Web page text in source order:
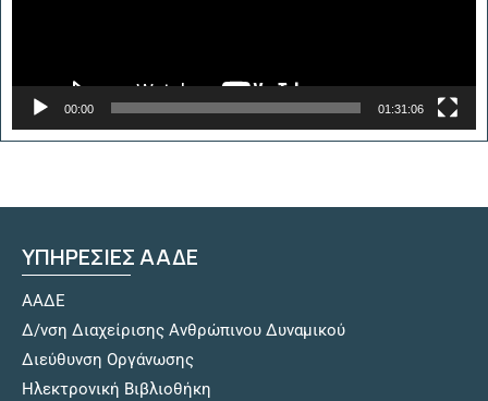
00:00 01:31:06
ΥΠΗΡΕΣΙΕΣ ΑΑΔΕ
ΑΑΔΕ
Δ/νση Διαχείρισης Ανθρώπινου Δυναμικού
Διεύθυνση Οργάνωσης
Hλεκτρονική Βιβλιοθήκη